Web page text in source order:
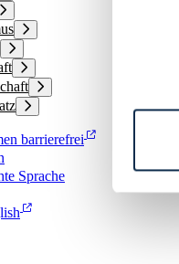
barrierefrei
Sprache
Gebärdensprache